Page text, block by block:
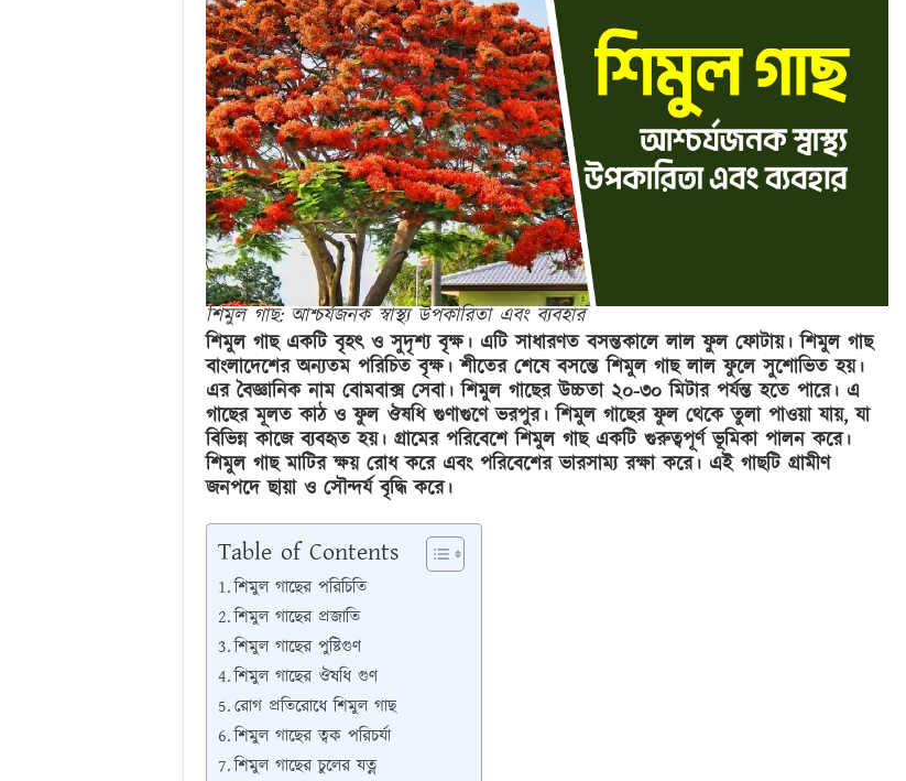
ব্যবহার
শিমুল গাছ: আশ্চর্যজনক স্বাস্থ্য উপকারিতা এবং ব্যবহার
শিমুল গাছ একটি বৃহৎ ও সুদৃশ্য বৃক্ষ। এটি সাধারণত বসন্তকালে লাল ফুল ফোটায়। শিমুল গাছ
বাংলাদেশের অন্যতম পরিচিত বৃক্ষ। শীতের শেষে বসন্তে শিমুল গাছ লাল ফুলে সুশোভিত হয়।
এর বৈজ্ঞানিক নাম বোমবাক্স সেবা। শিমুল গাছের উচ্চতা ২০-৩০ মিটার পর্যন্ত হতে পারে। এ
গাছের মূলত কাঠ ও ফুল ঔষধি গুণাগুণে ভরপুর। শিমুল গাছের ফুল থেকে তুলা পাওয়া যায়, যা
বিভিন্ন কাজে ব্যবহৃত হয়। গ্রামের পরিবেশে শিমুল গাছ একটি গুরুত্বপূর্ণ ভূমিকা পালন করে।
শিমুল গাছ মাটির ক্ষয় রোধ করে এবং পরিবেশের ভারসাম্য রক্ষা করে। এই গাছটি গ্রামীণ
জনপদে ছায়া ও সৌন্দর্য বৃদ্ধি করে।
Table of Contents
শিমুল গাছের পরিচিতি
শিমুল গাছের প্রজাতি
শিমুল গাছের পুষ্টিগুণ
শিমুল গাছের ঔষধি গুণ
রোগ প্রতিরোধে শিমুল গাছ
শিমুল গাছের ত্বক পরিচর্যা
শিমুল গাছের চুলের যত্ন